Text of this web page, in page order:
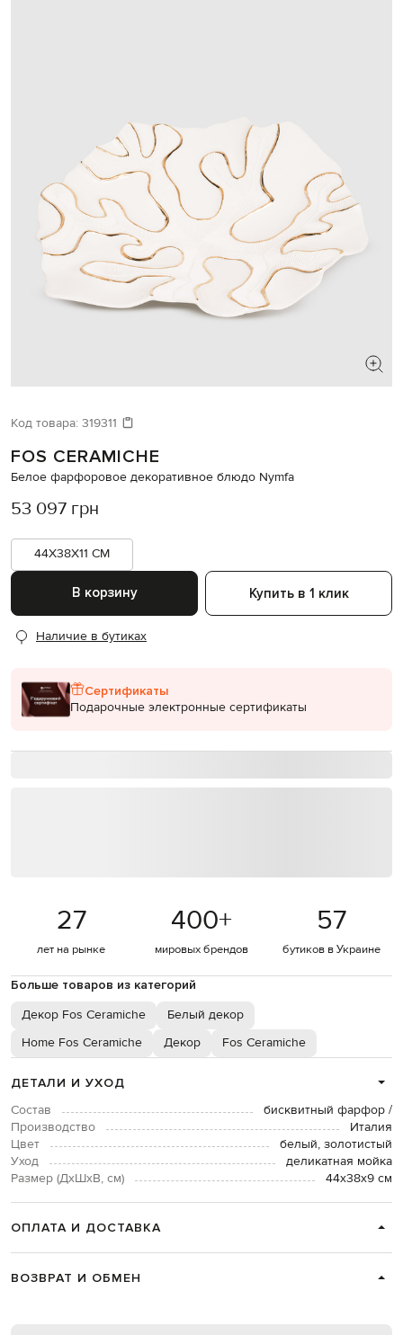
Код товара: 319311
FOS CERAMICHE
Белое фарфоровое декоративное блюдо Nymfa
53 097 грн
44X38X11 CM
В корзину Купить в 1 клик
Наличие в бутиках
Сертификаты
Подарочные электронные сертификаты
27
лет на рынке
400+
мировых брендов
57
бутиков в Украине
Больше товаров из категорий
Декор Fos Ceramiche
Белый декор
Home Fos Ceramiche
Декор Fos Ceramiche
ДЕТАЛИ И УХОД
Состав
бисквитный фарфор /
Производство
Италия
Цвет
белый, золотистый
Уход
деликатная мойка
Размер (ДхШхВ, см)
44х38х9 см
ОПЛАТА И ДОСТАВКА
ВОЗВРАТ И ОБМЕН